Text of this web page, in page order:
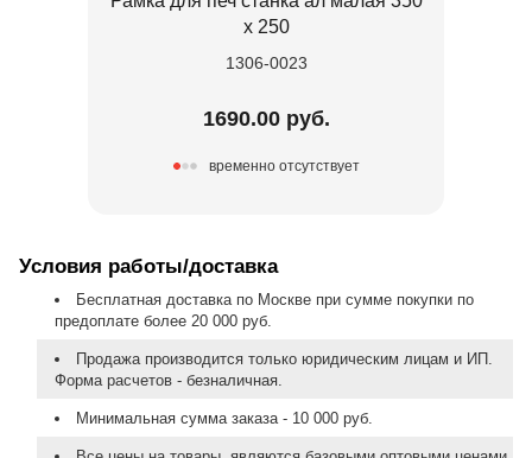
х 250
1306-0023
1690.00 руб.
временно отсутствует
Условия работы/доставка
Бесплатная доставка по Москве при сумме покупки по
предоплате более 20 000 руб.
Продажа производится только юридическим лицам и ИП.
Форма расчетов - безналичная.
Минимальная сумма заказа - 10 000 руб.